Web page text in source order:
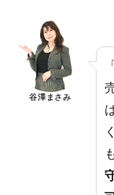
谷澤まさみ